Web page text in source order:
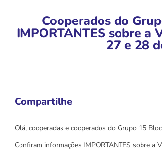
Cooperados do
IMPORTANTES sobre a
27 e 28
Compartilhe
Olá, cooperadas e cooperados do Grupo 15
Confiram informações IMPORTANTES sobre a